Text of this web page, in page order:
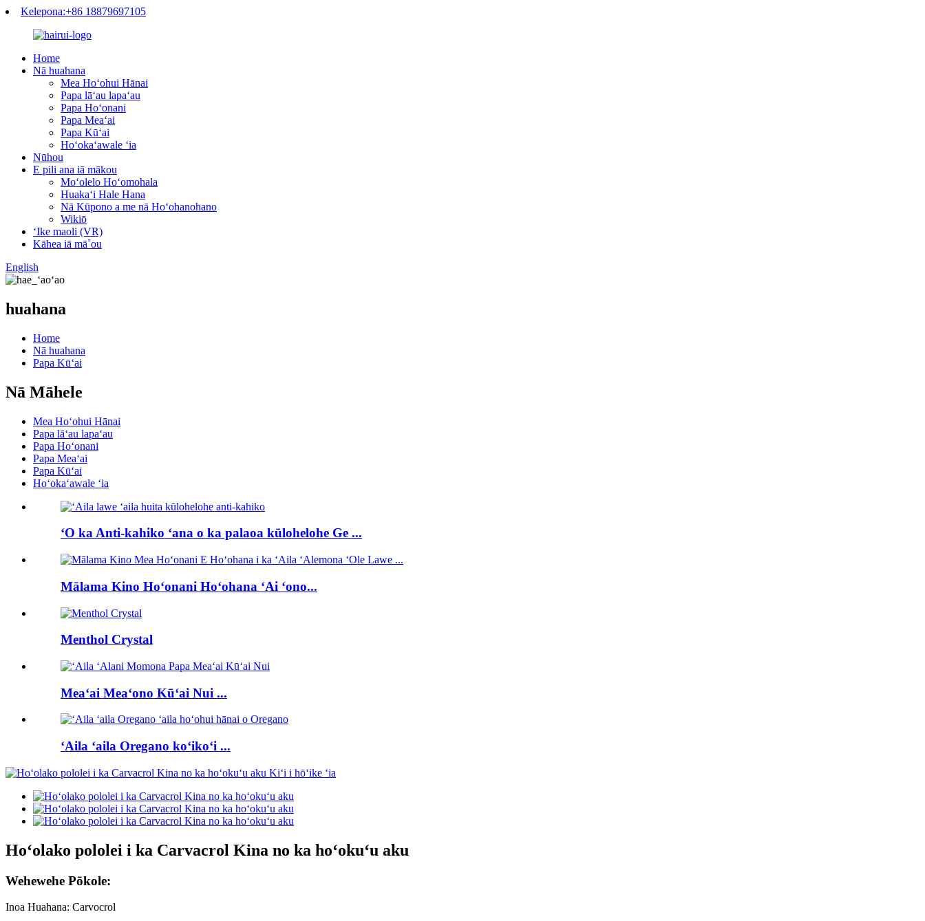
Kelepona:+86 18879697105
Home
Nā huahana
Mea Hoʻohui Hānai
Papa lāʻau lapaʻau
Papa Hoʻonani
Papa Meaʻai
Papa Kūʻai
Hoʻokaʻawale ʻia
Nūhou
E pili ana iā mākou
Moʻolelo Hoʻomohala
Huakaʻi Hale Hana
Nā Kūpono a me nā Hoʻohanohano
Wikiō
ʻIke maoli (VR)
Kāhea iā mā˚ou
English
huahana
Home
Nā huahana
Papa Kūʻai
Nā Māhele
Mea Hoʻohui Hānai
Papa lāʻau lapaʻau
Papa Hoʻonani
Papa Meaʻai
Papa Kūʻai
Hoʻokaʻawale ʻia
ʻO ka Anti-kahiko ʻana o ka palaoa kūlohelohe Ge ...
Mālama Kino Hoʻonani Hoʻohana ʻAi ʻono...
Menthol Crystal
Meaʻai Meaʻono Kūʻai Nui ...
ʻAila ʻaila Oregano koʻikoʻi ...
Hoʻolako pololei i ka Carvacrol Kina no ka hoʻokuʻu aku
Wehewehe Pōkole:
Inoa Huahana: Carvocrol